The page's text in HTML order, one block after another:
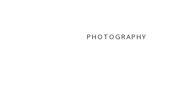
PHOTOGRAPHY